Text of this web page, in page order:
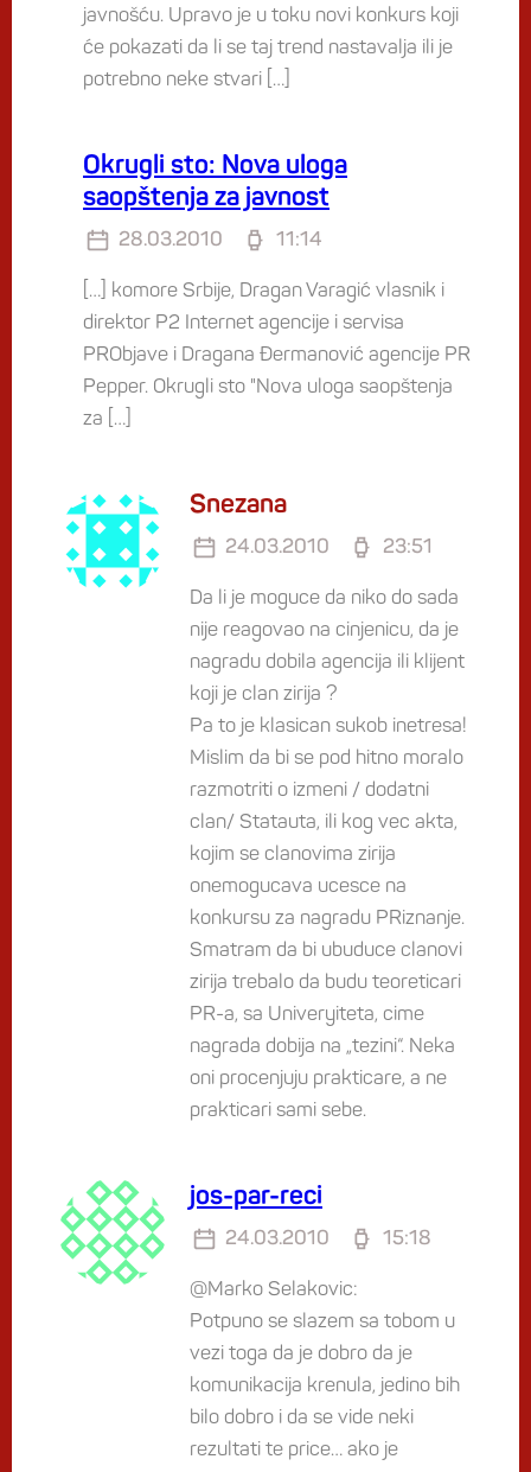
javnošću. Upravo je u toku novi konkurs koji
će pokazati da li se taj trend nastavalja ili je
potrebno neke stvari […]
Okrugli sto: Nova uloga
saopštenja za javnost
28.03.2010 11:14
[…] komore Srbije, Dragan Varagić vlasnik i
direktor P2 Internet agencije i servisa
PRObjave i Dragana Đermanović agencije PR
Pepper. Okrugli sto "Nova uloga saopštenja
za […]
Snezana
24.03.2010 23:51
Da li je moguce da niko do sada
nije reagovao na cinjenicu, da je
nagradu dobila agencija ili klijent
koji je clan zirija ?
Pa to je klasican sukob inetresa!
Mislim da bi se pod hitno moralo
razmotriti o izmeni / dodatni
clan/ Statauta, ili kog vec akta,
kojim se clanovima zirija
onemogucava ucesce na
konkursu za nagradu PRiznanje.
Smatram da bi ubuduce clanovi
zirija trebalo da budu teoreticari
PR-a, sa Univeryiteta, cime
nagrada dobija na „tezini“. Neka
oni procenjuju prakticare, a ne
prakticari sami sebe.
jos-par-reci
24.03.2010 15:18
@Marko Selakovic:
Potpuno se slazem sa tobom u
vezi toga da je dobro da je
komunikacija krenula, jedino bih
bilo dobro i da se vide neki
rezultati te price… ako je